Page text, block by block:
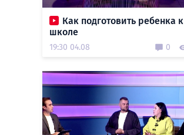
Как подготовить ребенка к
школе
19:30 04.08 0